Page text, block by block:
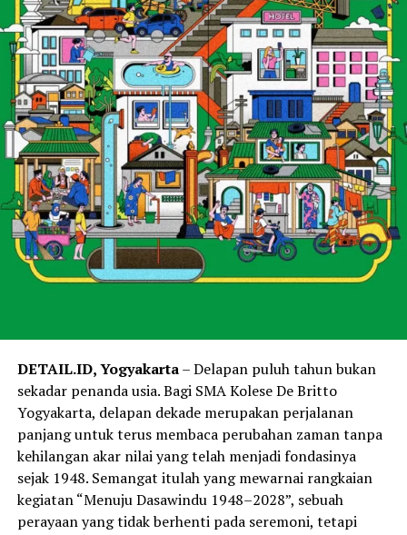
DETAIL.ID, Yogyakarta– Delapan puluh tahun bukan
sekadar penanda usia. Bagi SMA Kolese De Britto
Yogyakarta, delapan dekade merupakan perjalanan
panjang untuk terus membaca perubahan zaman tanpa
kehilangan akar nilai yang telah menjadi fondasinya
sejak 1948. Semangat itulah yang mewarnai rangkaian
kegiatan “Menuju Dasawindu 1948–2028”, sebuah
perayaan yang tidak berhenti pada seremoni, tetapi